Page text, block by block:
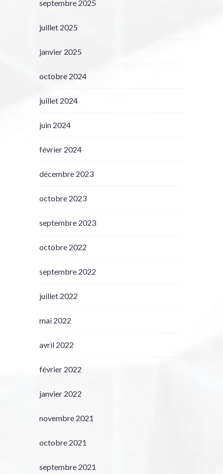
septembre 2025
juillet 2025
janvier 2025
octobre 2024
juillet 2024
juin 2024
février 2024
décembre 2023
octobre 2023
septembre 2023
octobre 2022
septembre 2022
juillet 2022
mai 2022
avril 2022
février 2022
janvier 2022
novembre 2021
octobre 2021
septembre 2021